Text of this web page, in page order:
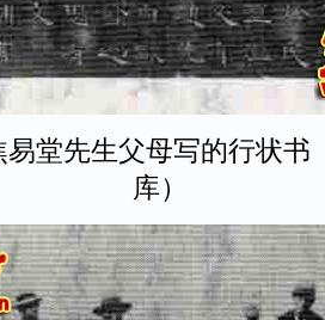
堂先生父母写的行状书
库）